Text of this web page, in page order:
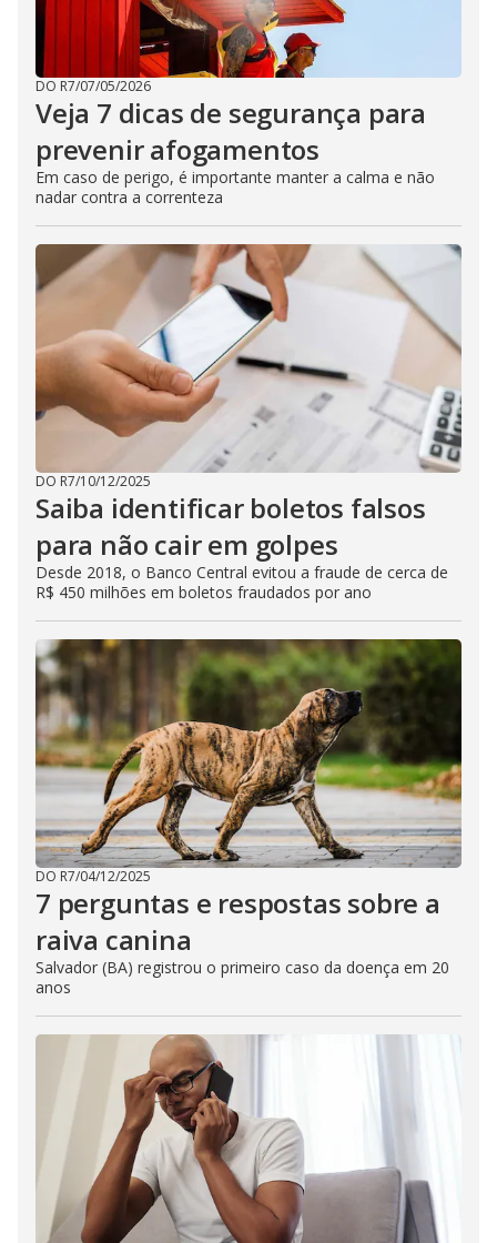
DO R7/07/05/2026
Veja 7 dicas de segurança para
prevenir afogamentos
Em caso de perigo, é importante manter a calma e não
nadar contra a correnteza
DO R7/10/12/2025
Saiba identificar boletos falsos
para não cair em golpes
Desde 2018, o Banco Central evitou a fraude de cerca de
R$ 450 milhões em boletos fraudados por ano
DO R7/04/12/2025
7 perguntas e respostas sobre a
raiva canina
Salvador (BA) registrou o primeiro caso da doença em 20
anos